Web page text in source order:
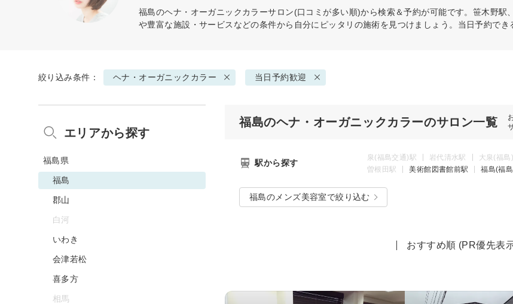
福島のヘナ・オーガニックカラーサロン(口コミが多い順)から検索＆予約が可能です。笹木野
や豊富な施設・サービスなどの条件から自分にピッタリの施術を見つけましょう。当日予約でき
絞り込み条件： ヘナ・オーガニックカラー 当日予約歓迎
福島のヘナ・オーガニックカラーのサロン一覧
駅から探す
泉(福島交通)駅 岩代清水駅 大泉(福島
曽根田駅
美術館図書館前駅 福島(福
福島のメンズ美容室で絞り込む
おすすめ順 (PR優先表
エリアから探す
福島県
福島
郡山
白河
いわき
会津若松
喜多方
相馬